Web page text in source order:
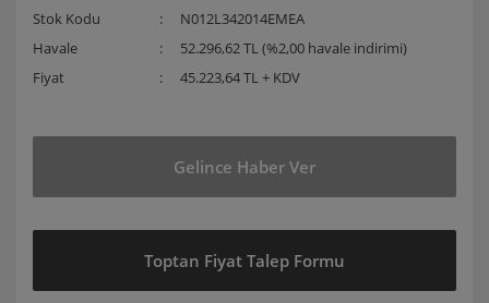
Stok Kodu
N012L342014EMEA
Havale
52.296,62 TL (%2,00 havale indirimi)
Fiyat
45.223,64 TL + KDV
Gelince Haber Ver
Toptan Fiyat Talep Formu